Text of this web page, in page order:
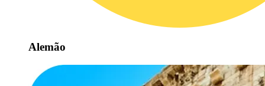
Alemão